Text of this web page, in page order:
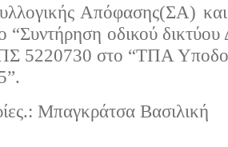
Απόφασης(ΣΑ)
“Συντήρηση οδικού
5220730 στο “ΤΠΑ
Μπαγκράτσα Βασιλική